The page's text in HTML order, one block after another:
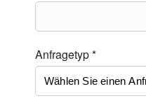
Anfragetyp *